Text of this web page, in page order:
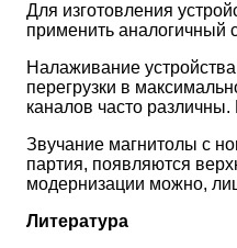
Для изготовления
применить аналогичный
Налаживание
перегрузки в
каналов часто
Звучание магнитолы с
партия, появляются
модернизации можно,
Литература